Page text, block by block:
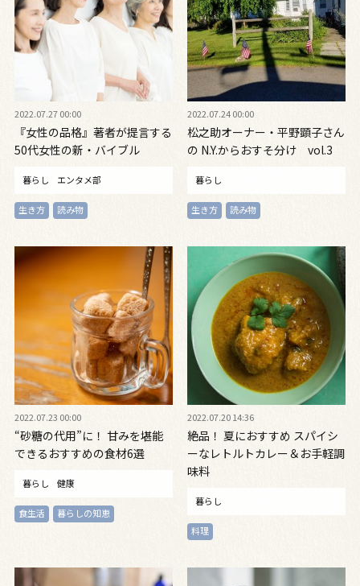
2022.07.27 00:00
『女性の品格』著者が提言する
50代女性の新・バイブル
暮らし エンタメ部
生き方 読み物
2022.07.24 00:00
松之助オーナー・平野顕子さん
の N.Y.からおすそ分け vol.3
暮らし
生き方 読み物
2022.07.23 00:00
“砂糖の代用”に！ 甘みを堪能
できるおすすめの食材6選
暮らし 健康
食生活 暮らしの知恵
2022.07.20 14:36
絶品！ 夏におすすめ スパイシ
ーなレトルトカレー＆お手軽調
味料
暮らし
料理